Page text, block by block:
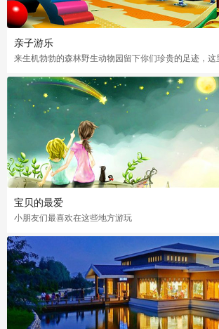
亲子游乐
宝贝的最爱
小朋友们最喜欢在这些地方游玩